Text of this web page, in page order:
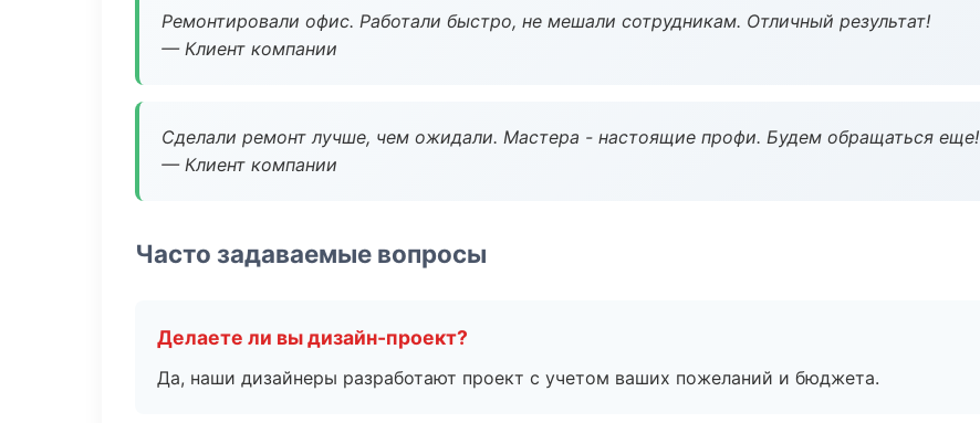
Ремонтировали офис. Работали быстро, не мешали сотрудникам. Отличный результат!
— Клиент компании
Сделали ремонт лучше, чем ожидали. Мастера - настоящие профи. Будем обращаться еще!
— Клиент компании
Часто задаваемые вопросы
Делаете ли вы дизайн-проект?
Да, наши дизайнеры разработают проект с учетом ваших пожеланий и бюджета.